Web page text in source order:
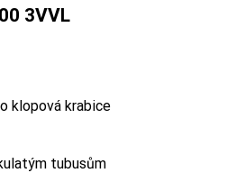
3VVL
klopová krabice
tubusům